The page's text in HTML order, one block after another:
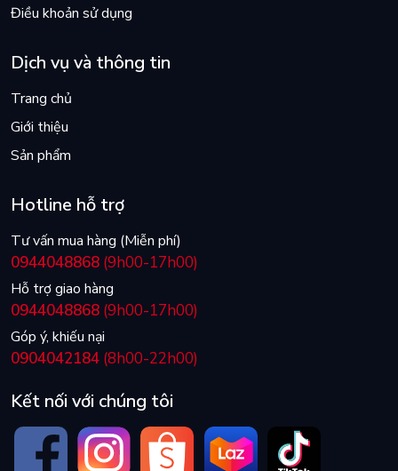
Điều khoản sử dụng
Dịch vụ và thông tin
Trang chủ
Giới thiệu
Sản phẩm
Hotline hỗ trợ
Tư vấn mua hàng (Miễn phí)
0944048868 (9h00-17h00)
Hỗ trợ giao hàng
0944048868 (9h00-17h00)
Góp ý, khiếu nại
0904042184 (8h00-22h00)
Kết nối với chúng tôi